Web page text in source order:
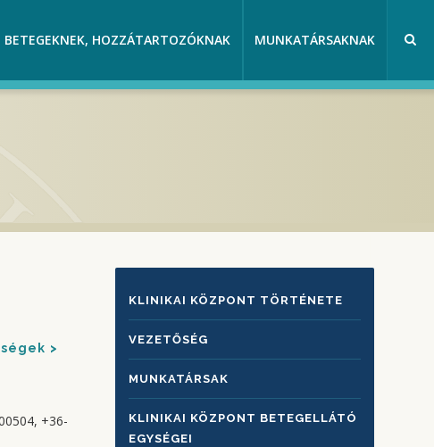
BETEGEKNEK, HOZZÁTARTOZÓKNAK MUNKATÁRSAKNAK
+36-
KLINIKAI
KÖZPONTRÓL
KLINIKAI KÖZPONT TÖRTÉNETE
VEZETŐSÉG
MUNKATÁRSAK
KLINIKAI KÖZPONT BETEGELLÁTÓ
EGYSÉGEI